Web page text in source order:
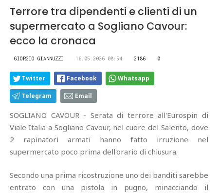
Terrore tra dipendenti e clienti di un
supermercato a Sogliano Cavour:
ecco la cronaca
GIORGIO GIANNUZZI 16.05.2026 08:54 2186 0
Twitter Facebook Whatsapp
Telegram Email
SOGLIANO CAVOUR - Serata di terrore all'Eurospin di
Viale Italia a Sogliano Cavour, nel cuore del Salento, dove
2 rapinatori armati hanno fatto irruzione nel
supermercato poco prima dell'orario di chiusura.
Secondo una prima ricostruzione uno dei banditi sarebbe
entrato con una pistola in pugno, minacciando il